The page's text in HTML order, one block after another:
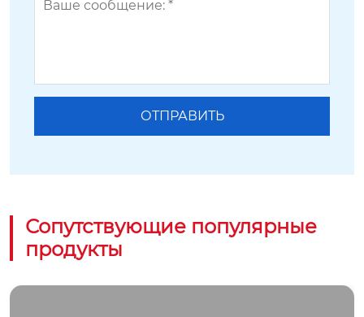
Сопутствующие популярные
продукты